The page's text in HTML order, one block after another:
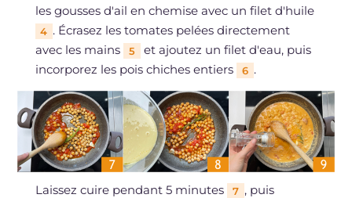
les gousses d'ail en chemise avec un filet d'huile
4 . Écrasez les tomates pelées directement
avec les mains
5
et ajoutez un filet d'eau, puis
incorporez les pois chiches entiers
6 .
Laissez cuire pendant 5 minutes 7 , puis